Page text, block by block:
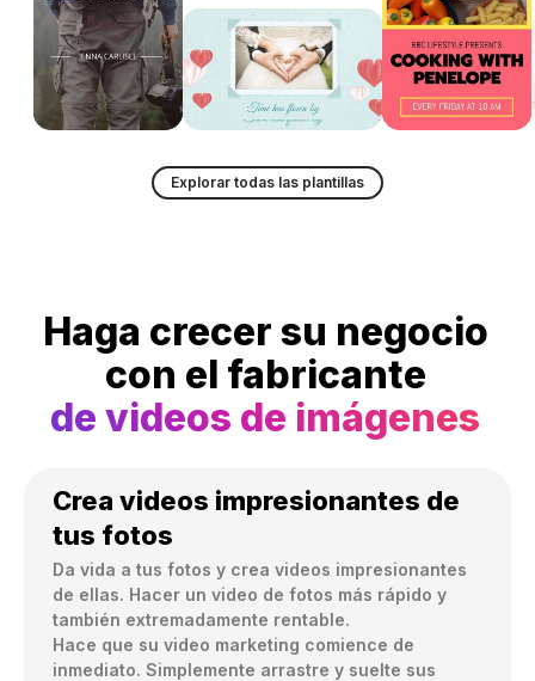
Explorar todas las plantillas
Haga crecer su negocio
con el fabricante
de videos de imágenes
Crea videos impresionantes de
tus fotos
Da vida a tus fotos y crea videos impresionantes
de ellas. Hacer un video de fotos más rápido y
también extremadamente rentable.
Hace que su video marketing comience de
inmediato. Simplemente arrastre y suelte sus